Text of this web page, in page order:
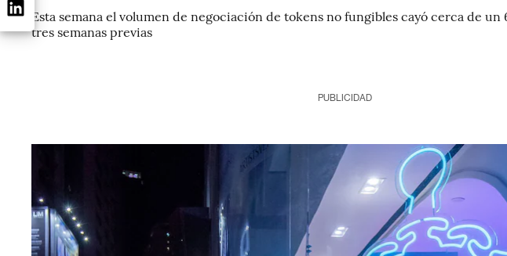
Esta semana el volumen de negociación de tokens no fungibles cayó cerca de un
tres semanas previas
PUBLICIDAD